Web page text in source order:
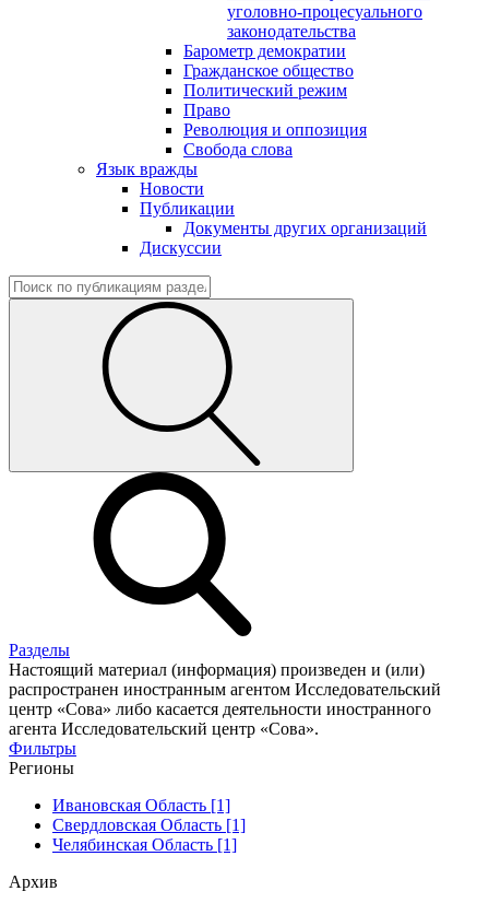
уголовно-процесуального
законодательства
Барометр демократии
Гражданское общество
Политический режим
Право
Революция и оппозиция
Свобода слова
Язык вражды
Новости
Публикации
Документы других организаций
Дискуссии
Разделы
Настоящий материал (информация) произведен и (или)
распространен иностранным агентом Исследовательский
центр «Сова» либо касается деятельности иностранного
агента Исследовательский центр «Сова».
Фильтры
Регионы
Ивановская Область [1]
Свердловская Область [1]
Челябинская Область [1]
Архив